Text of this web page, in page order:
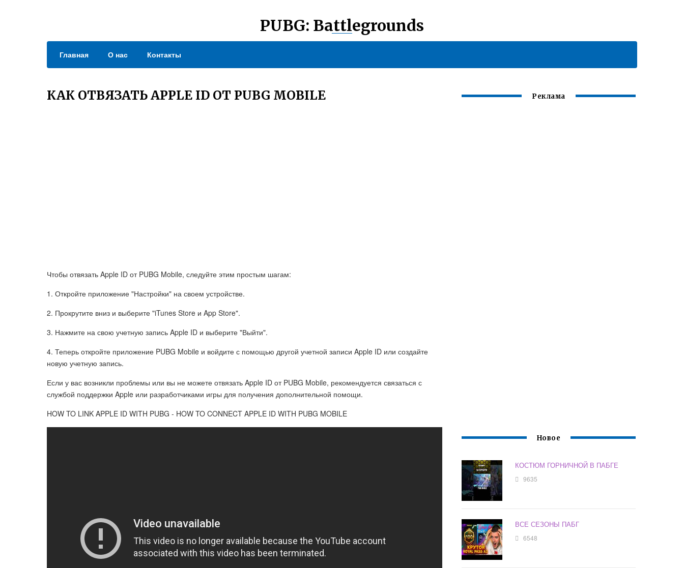
PUBG: Battlegrounds
Главная О нас Контакты
КАК ОТВЯЗАТЬ APPLE ID ОТ PUBG MOBILE
Чтобы отвязать Apple ID от PUBG Mobile, следуйте этим простым шагам:
1. Откройте приложение "Настройки" на своем устройстве.
2. Прокрутите вниз и выберите "iTunes Store и App Store".
3. Нажмите на свою учетную запись Apple ID и выберите "Выйти".
4. Теперь откройте приложение PUBG Mobile и войдите с помощью другой учетной записи Apple ID или создайте
новую учетную запись.
Если у вас возникли проблемы или вы не можете отвязать Apple ID от PUBG Mobile, рекомендуется связаться с
службой поддержки Apple или разработчиками игры для получения дополнительной помощи.
HOW TO LINK APPLE ID WITH PUBG - HOW TO CONNECT APPLE ID WITH PUBG MOBILE
Реклама
Новое
КОСТЮМ ГОРНИЧНОЙ В ПАБГЕ
9635
ВСЕ СЕЗОНЫ ПАБГ
6548